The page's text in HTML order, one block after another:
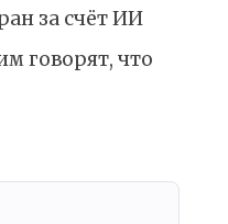
за счёт ИИ
говорят, что